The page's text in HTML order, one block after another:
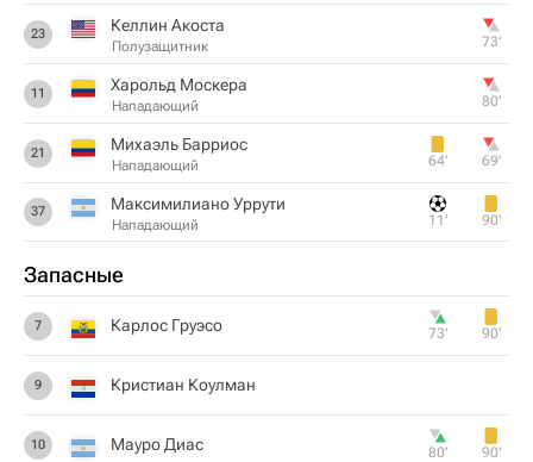
23 Келлин Акоста
Полузащитник 73‎’‎
11 Харольд Москера
Нападающий 80‎’‎
21 Михаэль Барриос
Нападающий 64‎’‎ 69‎’‎
37 Максимилиано Уррути
Нападающий 11‎’‎ 90‎’‎
Запасные
7 Карлос Груэсо 73‎’‎ 90‎’‎
9 Кристиан Коулман
10 Мауро Диас 80‎’‎ 90‎’‎